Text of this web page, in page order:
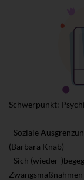
Schwerpunkt:
- Soziale
(Barbara Knab)
- Sich (wieder-